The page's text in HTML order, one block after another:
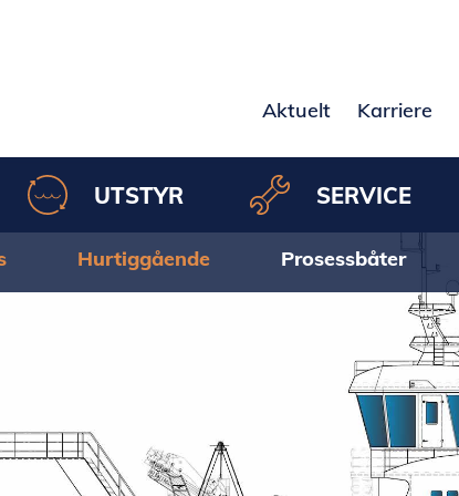
Aktuelt
Karriere
UTSTYR SERVICE
Hurtiggående Prosessbåter